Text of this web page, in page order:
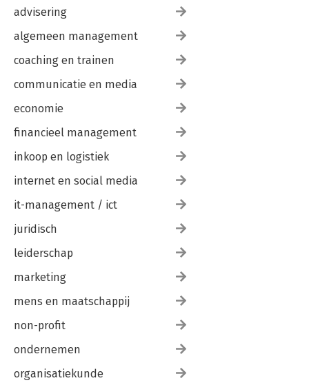
advisering
algemeen management
coaching en trainen
communicatie en media
economie
financieel management
inkoop en logistiek
internet en social media
it-management / ict
juridisch
leiderschap
marketing
mens en maatschappij
non-profit
ondernemen
organisatiekunde